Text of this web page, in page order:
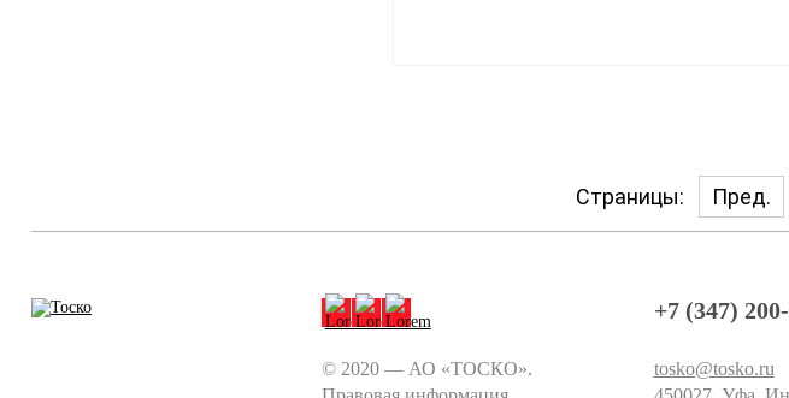
Страницы: Пред.
© 2020 — АО «ТОСКО».
+7 (347)
tosko@tosko.ru